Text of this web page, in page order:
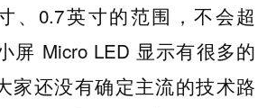
、0.7英寸的范围，不会超
屏 Micro LED 显示有很多的
家还没有确定主流的技术路